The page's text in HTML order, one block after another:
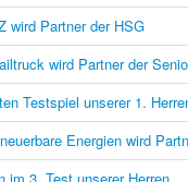
wird Partner der HSG
wird Partner der
Testspiel unserer 1.
Energien wird